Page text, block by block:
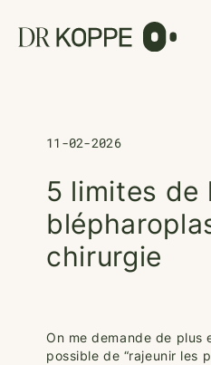
11-02-2026
5 limites de
chirurgie
On me demande de plus
possible de “rajeunir les